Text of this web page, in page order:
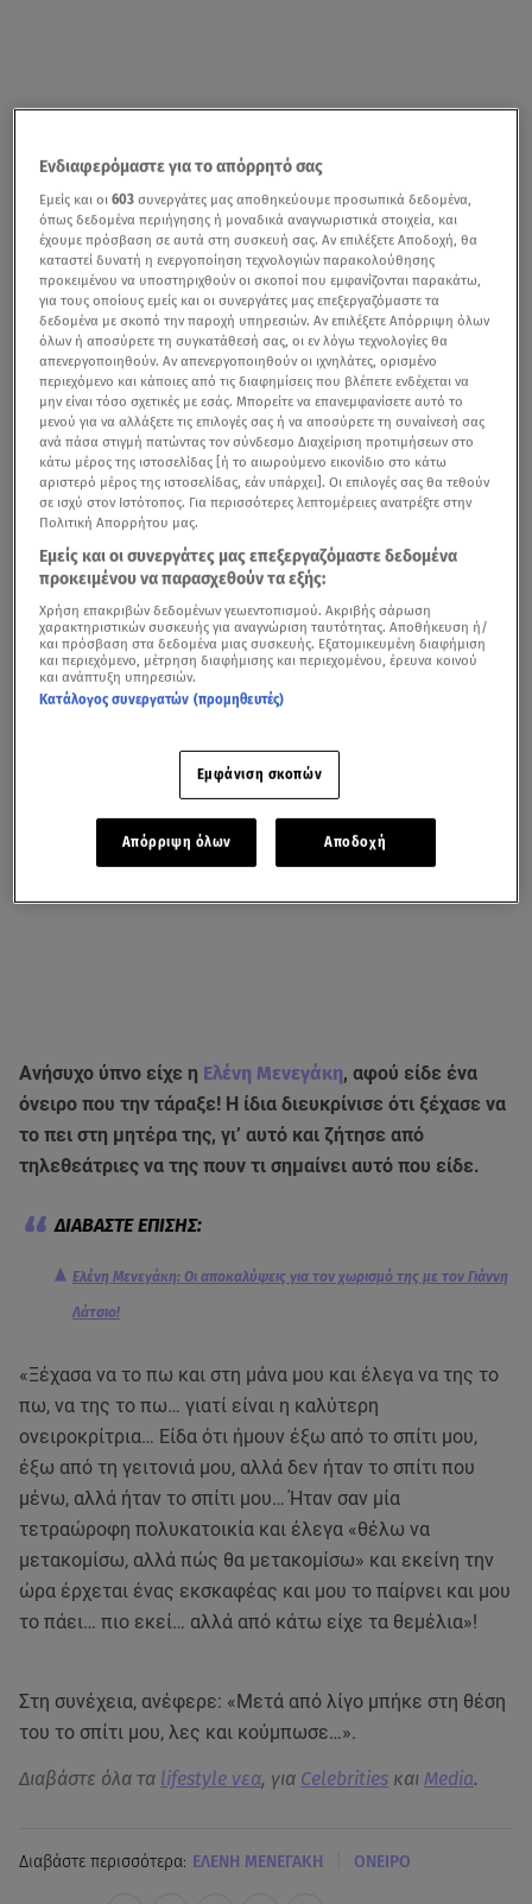
Ανήσυχο ύπνο είχε η Ελένη Μενεγάκη, αφού είδε ένα
όνειρο που την τάραξε! Η ίδια διευκρίνισε ότι ξέχασε να
το πει στη μητέρα της, γι’ αυτό και ζήτησε από
τηλεθεάτριες να της πουν τι σημαίνει αυτό που είδε.
Ελένη Μενεγάκη: Οι αποκαλύψεις για τον χωρισμό της με τον Γιάννη
Λάτσιο!
«Ξέχασα να το πω και στη μάνα μου και έλεγα να της το
πω, να της το πω… γιατί είναι η καλύτερη
ονειροκρίτρια… Είδα ότι ήμουν έξω από το σπίτι μου,
έξω από τη γειτονιά μου, αλλά δεν ήταν το σπίτι που
μένω, αλλά ήταν το σπίτι μου… Ήταν σαν μία
τετραώροφη πολυκατοικία και έλεγα «θέλω να
μετακομίσω, αλλά πώς θα μετακομίσω» και εκείνη την
ώρα έρχεται ένας εκσκαφέας και μου το παίρνει και μου
το πάει… πιο εκεί… αλλά από κάτω είχε τα θεμέλια»!
Στη συνέχεια, ανέφερε: «Μετά από λίγο μπήκε στη θέση
του το σπίτι μου, λες και κούμπωσε…».
Διαβάστε όλα τα lifestyle νεα, για Celebrities και Media.
Διαβάστε περισσότερα: ΕΛΕΝΗ ΜΕΝΕΓΑΚΗ ΟΝΕΙΡΟ
Ενδιαφερόμαστε για το απόρρητό σας
Εμείς και οι603 συνεργάτες μας αποθηκεύουμε προσωπικά δεδομένα,
όπως δεδομένα περιήγησης ή μοναδικά αναγνωριστικά στοιχεία, και
έχουμε πρόσβαση σε αυτά στη συσκευή σας. Αν επιλέξετε Αποδοχή, θα
καταστεί δυνατή η ενεργοποίηση τεχνολογιών παρακολούθησης
προκειμένου να υποστηριχθούν οι σκοποί που εμφανίζονται παρακάτω,
για τους οποίους εμείς και οι συνεργάτες μας επεξεργαζόμαστε τα
δεδομένα με σκοπό την παροχή υπηρεσιών. Αν επιλέξετε Απόρριψη όλων
όλων ή αποσύρετε τη συγκατάθεσή σας, οι εν λόγω τεχνολογίες θα
απενεργοποιηθούν. Αν απενεργοποιηθούν οι ιχνηλάτες, ορισμένο
περιεχόμενο και κάποιες από τις διαφημίσεις που βλέπετε ενδέχεται να
μην είναι τόσο σχετικές με εσάς. Μπορείτε να επανεμφανίσετε αυτό το
μενού για να αλλάξετε τις επιλογές σας ή να αποσύρετε τη συναίνεσή σας
ανά πάσα στιγμή πατώντας τον σύνδεσμο Διαχείριση προτιμήσεων στο
κάτω μέρος της ιστοσελίδας [ή το αιωρούμενο εικονίδιο στο κάτω
αριστερό μέρος της ιστοσελίδας, εάν υπάρχει]. Οι επιλογές σας θα τεθούν
σε ισχύ στον Ιστότοπος. Για περισσότερες λεπτομέρειες ανατρέξτε στην
Πολιτική Απορρήτου μας.
Εμείς και οι συνεργάτες μας επεξεργαζόμαστε δεδομένα
προκειμένου να παρασχεθούν τα εξής:
Χρήση επακριβών δεδομένων γεωεντοπισμού. Ακριβής σάρωση
χαρακτηριστικών συσκευής για αναγνώριση ταυτότητας. Αποθήκευση ή/
και πρόσβαση στα δεδομένα μιας συσκευής. Εξατομικευμένη διαφήμιση
και περιεχόμενο, μέτρηση διαφήμισης και περιεχομένου, έρευνα κοινού
και ανάπτυξη υπηρεσιών.
Κατάλογος συνεργατών (προμηθευτές)
Εμφάνιση σκοπών
Απόρριψη όλων Αποδοχή